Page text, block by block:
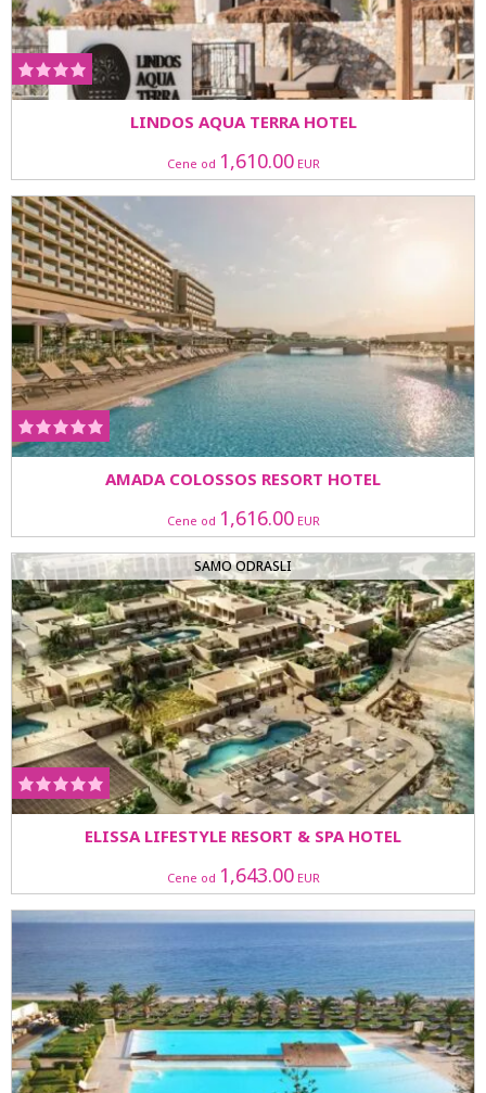
LINDOS AQUA TERRA HOTEL
Cene od 1,610.00EUR
AMADA COLOSSOS RESORT HOTEL
Cene od 1,616.00EUR
SAMO ODRASLI
ELISSA LIFESTYLE RESORT & SPA HOTEL
Cene od 1,643.00EUR